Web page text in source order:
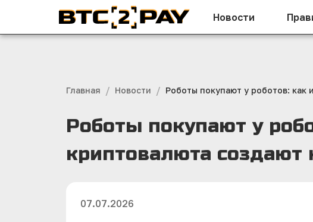
Новости
Главная / Новости / Роботы покупают у роботов: как
Роботы покупают у
криптовалюта создают
07.07.2026